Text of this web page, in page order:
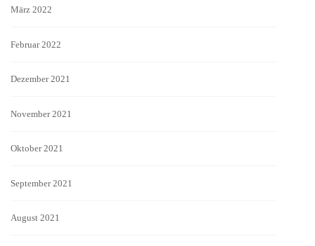
März 2022
Februar 2022
Dezember 2021
November 2021
Oktober 2021
September 2021
August 2021